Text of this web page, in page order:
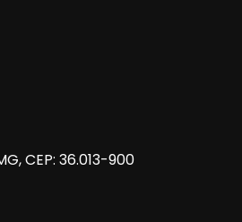
CEP: 36.013-900